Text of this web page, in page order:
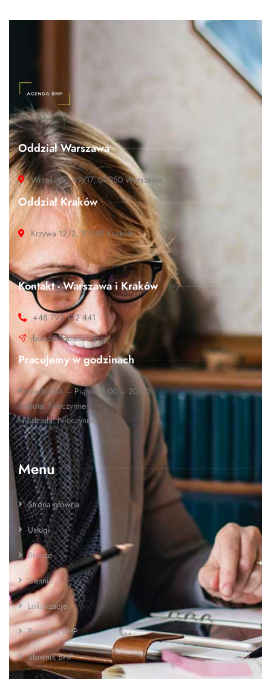
Oddział Warszawa
Wrzeciono 49/17, 01-950 Warszawa
Oddział Kraków
Krzywa 12/2, 31-149 Kraków
Kontakt - Warszawa i Kraków
+48 792 132 441
biuro@agendabhp.pl
Pracujemy w godzinach
Poniedziałek – Piątek: 8:00 – 20:00
Sobota: Nieczynne
Niedziela: Nieczynne
Menu
Strona główna
Usługi
Branże
Cennik
Lokalizacje
Poradnik BHP
Słownik BHP